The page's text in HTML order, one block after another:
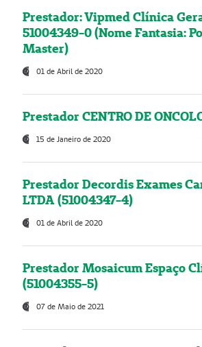
Prestador: Vipmed Clínica
51004349-0 (Nome Fantasia:
Master)
01 de Abril de 2020
Prestador CENTRO DE
15 de Janeiro de 2020
Prestador Decordis Exames
LTDA (51004347-4)
01 de Abril de 2020
Prestador Mosaicum Espaço
(51004355-5)
07 de Maio de 2021